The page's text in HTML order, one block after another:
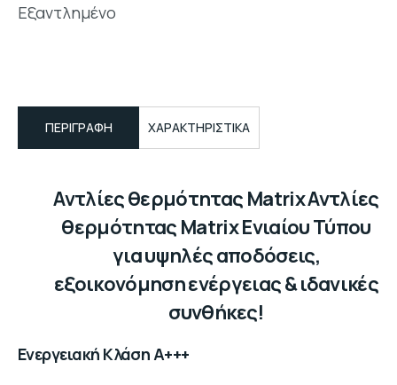
Εξαντλημένο
ΠΕΡΙΓΡΑΦΉ ΧΑΡΑΚΤΗΡΙΣΤΙΚΑ
Αντλίες θερμότητας Matrix Αντλίες
θερμότητας Matrix Ενιαίου Τύπου
για υψηλές αποδόσεις,
εξοικονόμηση ενέργειας & ιδανικές
συνθήκες!
Ενεργειακή Κλάση Α+++